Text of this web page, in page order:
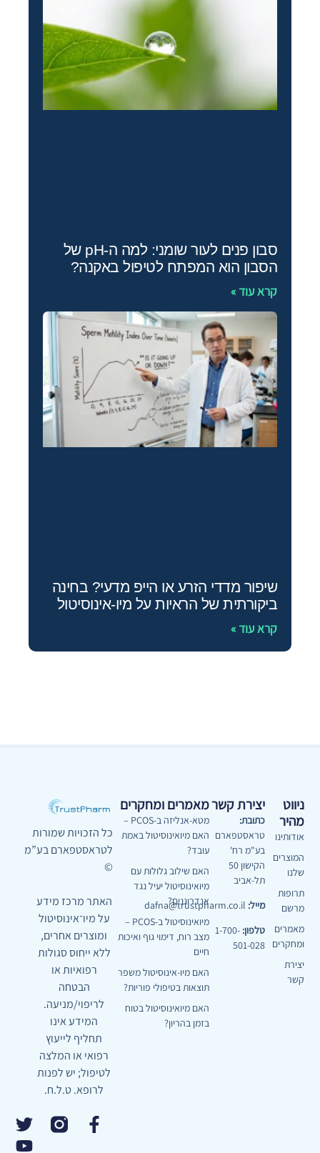
סבון פנים לעור שומני: למה ה-pH של
הסבון הוא המפתח לטיפול באקנה?
קרא עוד »
שיפור מדדי הזרע או הייפ מדעי? בחינה
ביקורתית של הראיות על מיו‑אינוסיטול
קרא עוד »
ניווט
מהיר
אודותינו
המוצרים
שלנו
תרופות
מרשם
מאמרים
ומחקרים
יצירת
קשר
יצירת קשר
כתובת:
טראסטפארם
בע"מ רח'
הקישון 50
תל-אביב
מייל:
טלפון: 1-700-
501-028
מאמרים ומחקרים
מטא-אנליזה ב-PCOS –
האם מיואינוסיטול באמת
עובד?
האם שילוב גלולות עם
מיואינוסיטול יעיל נגד
אנדרוגנים?
מיואינוסיטול ב-PCOS –
מצב רוח, דימוי גוף ואיכות
חיים
האם מיו-אינוסיטול משפר
תוצאות בטיפולי פוריות?
האם מיואינוסיטול בטוח
בזמן בהריון?
כל הזכויות שמורות
לטראסטפארם בע”מ
©
האתר מרכז מידע
על מיו־אינוסיטול
ומוצרים אחרים,
ללא ייחוס סגולות
רפואיות או
הבטחה
לריפוי/מניעה.
המידע אינו
תחליף לייעוץ
רפואי או המלצה
לטיפול; יש לפנות
לרופא. ט.ל.ח.